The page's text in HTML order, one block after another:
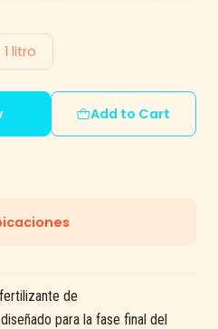
1 litro
Add to Cart
de
para la fase final del